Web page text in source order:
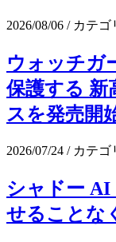
2026/08/06 / カテゴ
ウォッチガ
保護する 新
スを発売開
2026/07/24 / カテゴ
シャドー AI
せることな